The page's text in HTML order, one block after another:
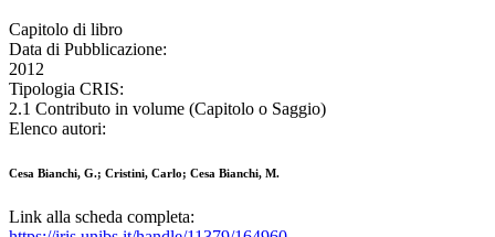
Capitolo di libro
Data di Pubblicazione:
2012
Tipologia CRIS:
2.1 Contributo in volume (Capitolo o Saggio)
Elenco autori:
Cesa Bianchi, G.; Cristini, Carlo; Cesa Bianchi, M.
Link alla scheda completa: